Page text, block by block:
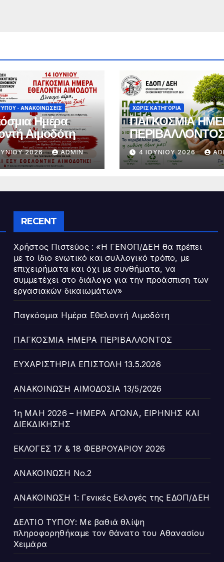
- ΑΝΑΚΟΙΝΏΣΕΙΣ
Ημέρα
Αιμοδότη
2026 ADMIN
ΧΩΡΊΣ ΚΑΤΗΓΟΡΊΑ
ΠΑΓΚΟΣΜΙΑ
ΠΕΡΙΒΑΛΛΟΝΤΟΣ
4 ΙΟΥΝΊΟΥ 2026
RECENT
Χρήστος Πιστεύος : «Η ΓΕΝΟΠ/ΔΕΗ θα πρέπει
με το ίδιο ενωτικό και συλλογικό τρόπο, με
επιχειρήματα και όχι με συνθήματα, να
συμμετέχει στο διάλογο για την προάσπιση των
εργασιακών δικαιωμάτων»
Παγκόσμια Ημέρα Εθελοντή Αιμοδότη
ΠΑΓΚΟΣΜΙΑ ΗΜΕΡΑ ΠΕΡΙΒΑΛΛΟΝΤΟΣ
ΕΥΧΑΡΙΣΤΗΡΙΑ ΕΠΙΣΤΟΛΗ 13.5.2026
ΑΝΑΚΟΙΝΩΣΗ ΑΙΜΟΔΟΣΙΑ 13/5/2026
1η ΜΑΗ 2026 – ΗΜΕΡΑ ΑΓΩΝΑ, ΕΙΡΗΝΗΣ ΚΑΙ
ΔΙΕΚΔΙΚΗΣΗΣ
ΕΚΛΟΓΕΣ 17 & 18 ΦΕΒΡΟΥΑΡΙΟΥ 2026
ΑΝΑΚΟΙΝΩΣΗ Νο.2
ΑΝΑΚΟΙΝΩΣΗ 1: Γενικές Εκλογές της ΕΔΟΠ/ΔΕΗ
ΔΕΛΤΙΟ ΤΥΠΟΥ: Με βαθιά θλίψη
πληροφορηθήκαμε τον θάνατο του Αθανασίου
Χειμάρα